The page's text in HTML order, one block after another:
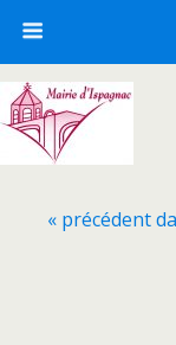
« précédent